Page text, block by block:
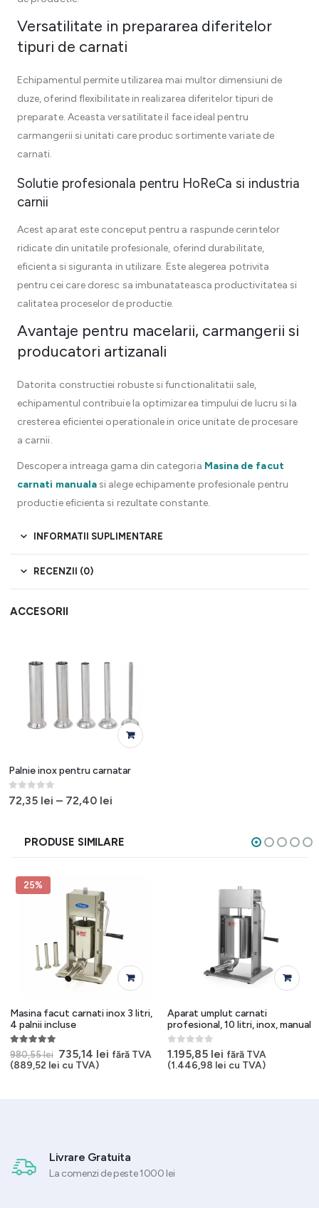
Versatilitate in prepararea diferitelor
tipuri de carnati
Echipamentul permite utilizarea mai multor dimensiuni de
duze, oferind flexibilitate in realizarea diferitelor tipuri de
preparate. Aceasta versatilitate il face ideal pentru
carmangerii si unitati care produc sortimente variate de
carnati.
Solutie profesionala pentru HoReCa si industria
carnii
Acest aparat este conceput pentru a raspunde cerintelor
ridicate din unitatile profesionale, oferind durabilitate,
eficienta si siguranta in utilizare. Este alegerea potrivita
pentru cei care doresc sa imbunatateasca productivitatea si
calitatea proceselor de productie.
Avantaje pentru macelarii, carmangerii si
producatori artizanali
Datorita constructiei robuste si functionalitatii sale,
echipamentul contribuie la optimizarea timpului de lucru si la
cresterea eficientei operationale in orice unitate de procesare
a carnii.
Descopera intreaga gama din categoria Masina de facut
carnati manualasi alege echipamente profesionale pentru
productie eficienta si rezultate constante.
INFORMATII SUPLIMENTARE
RECENZII (0)
ACCESORII
Acest produs are mai multe variații. Opțiunile pot fi alese în pagina produsului.
Palnie inox pentru carnatar
0out of 5
72,35 lei – 72,40 lei
PRODUSE SIMILARE
25%
Masina facut carnati inox 3 litri,
4 palnii incluse
5.00 out of 5
980,55lei Prețul
inițial
735,14 leiPrețul
fără TVA
(889,52 lei cu TVA)
Aparat umplut carnati
profesional, 10 litri, inox, manual
0 out of 5
1.195,85 lei fără TVA
(1.446,98 lei cu TVA)
Livrare Gratuita
La comenzi de peste 1000 lei